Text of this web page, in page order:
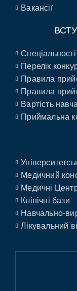
Вакансії
Спеціальності
Перелік
Правила
Правила
Вартість
Приймальна
Медичний
Медичні
Клінічні бази
Навчально-
Лікувальний